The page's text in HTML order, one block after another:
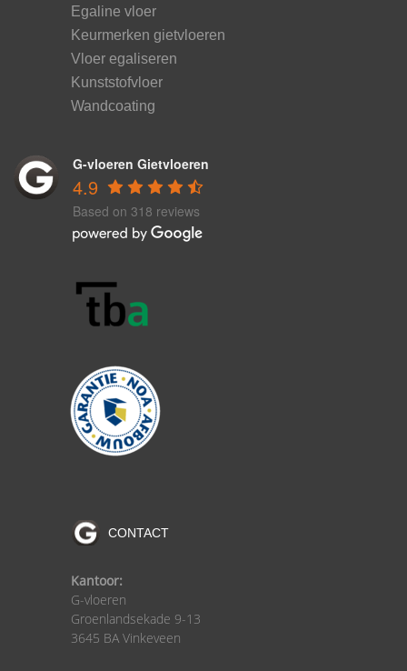
Egaline vloer
Keurmerken gietvloeren
Vloer egaliseren
Kunststofvloer
Wandcoating
G-vloeren Gietvloeren
4.9
Based on 318 reviews
CONTACT
Kantoor:
G-vloeren
Groenlandsekade 9-13
3645 BA Vinkeveen